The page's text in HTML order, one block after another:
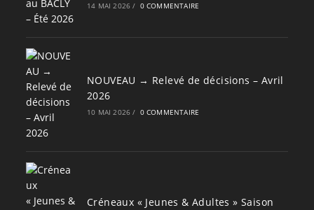
14 MAI 2026 / 0 COMMENTAIRE
NOUVEAU → Relevé de décisions – Avril
2026
10 MAI 2026 / 0 COMMENTAIRE
Créneaux « Jeunes & Adultes » Saison